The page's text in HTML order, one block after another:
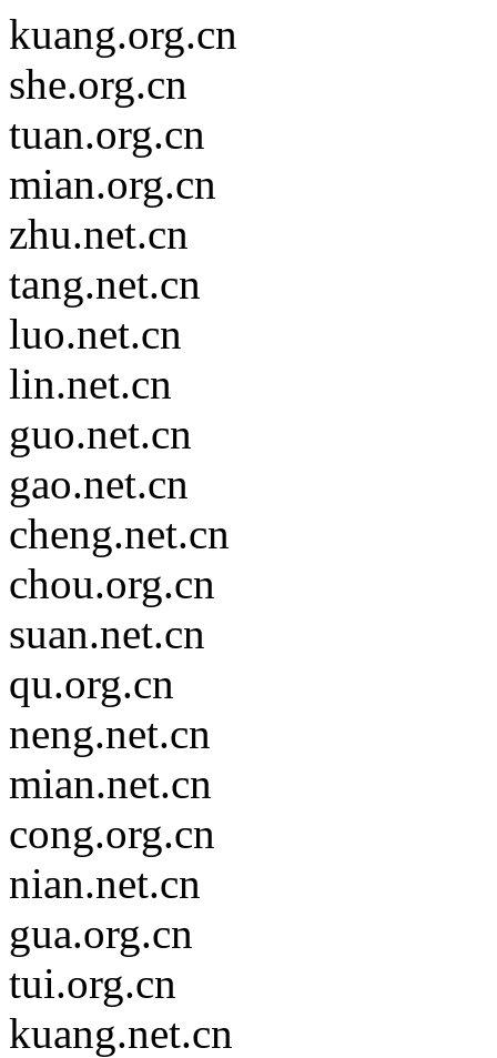
kuang.org.cn
she.org.cn
tuan.org.cn
mian.org.cn
zhu.net.cn
tang.net.cn
luo.net.cn
lin.net.cn
guo.net.cn
gao.net.cn
cheng.net.cn
chou.org.cn
suan.net.cn
qu.org.cn
neng.net.cn
mian.net.cn
cong.org.cn
nian.net.cn
gua.org.cn
tui.org.cn
kuang.net.cn